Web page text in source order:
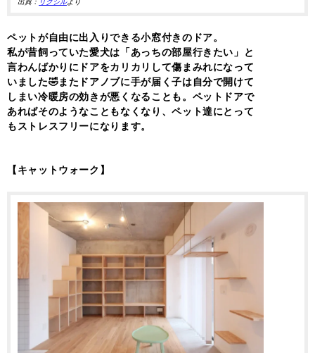
出典： リクシルより
ペットが自由に出入りできる小窓付きのドア。
私が昔飼っていた愛犬は「あっちの部屋行きたい」と
言わんばかりにドアをカリカリして傷まみれになって
いました🤣またドアノブに手が届く子は自分で開けて
しまい冷暖房の効きが悪くなることも。ペットドアで
あればそのようなこともなくなり、ペット達にとって
もストレスフリーになります。
【キャットウォーク】